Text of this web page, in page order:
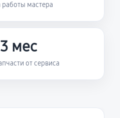
работы мастера
мес
от сервиса